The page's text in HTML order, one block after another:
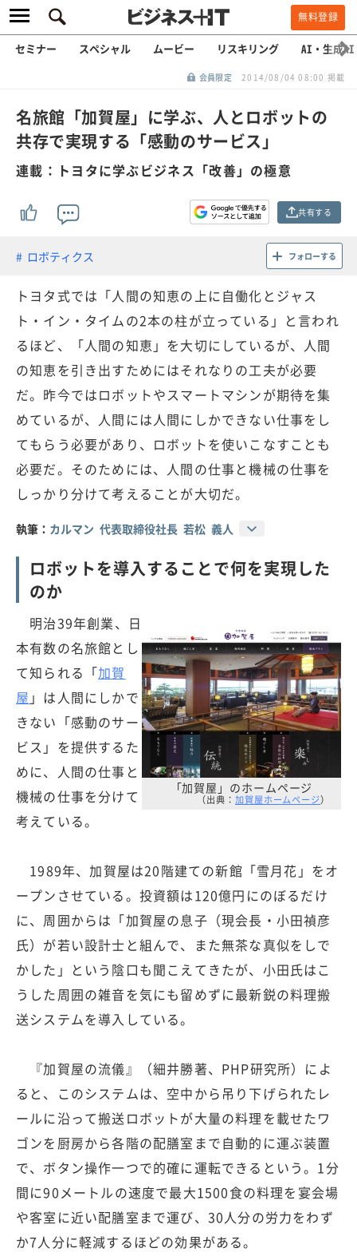
無料登録
セミナー スペシャル ムービー リスキリング AI・生成AI
会員限定 2014/08/04 08:00 掲載
名旅館「加賀屋」に学ぶ、人とロボットの
共存で実現する「感動のサービス」
連載：トヨタに学ぶビジネス「改善」の極意
共有する
ロボティクス フォローする
トヨタ式では「人間の知恵の上に自働化とジャス
ト・イン・タイムの2本の柱が立っている」と言われ
るほど、「人間の知恵」を大切にしているが、人間
の知恵を引き出すためにはそれなりの工夫が必要
だ。昨今ではロボットやスマートマシンが期待を集
めているが、人間には人間にしかできない仕事をし
てもらう必要があり、ロボットを使いこなすことも
必要だ。そのためには、人間の仕事と機械の仕事を
しっかり分けて考えることが大切だ。
執筆： カルマン 代表取締役社長 若松 義人
ロボットを導入することで何を実現した
のか
「加賀屋」のホームページ
（出典： 加賀屋ホームページ）
明治39年創業、日
本有数の名旅館とし
て知られる「加賀
屋 」は人間にしかで
きない「感動のサー
ビス」を提供するた
めに、人間の仕事と
機械の仕事を分けて
考えている。
1989年、加賀屋は20階建ての新館「雪月花」をオ
ープンさせている。投資額は120億円にのぼるだけ
に、周囲からは「加賀屋の息子（現会長・小田禎彦
氏）が若い設計士と組んで、また無茶な真似をしで
かした」という陰口も聞こえてきたが、小田氏はこ
うした周囲の雑音を気にも留めずに最新鋭の料理搬
送システムを導入している。
『加賀屋の流儀』（細井勝著、PHP研究所）によ
ると、このシステムは、空中から吊り下げられたレ
ールに沿って搬送ロボットが大量の料理を載せたワ
ゴンを厨房から各階の配膳室まで自動的に運ぶ装置
で、ボタン操作一つで的確に運転できるという。1分
間に90メートルの速度で最大1500食の料理を宴会場
や客室に近い配膳室まで運び、30人分の労力をわず
か7人分に軽減するほどの効果がある。